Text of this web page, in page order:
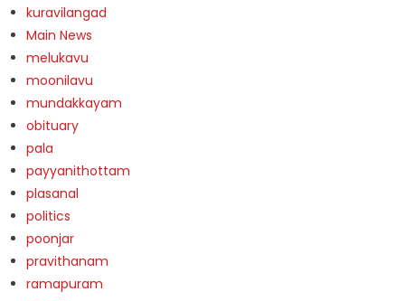
kuravilangad
Main News
melukavu
moonilavu
mundakkayam
obituary
pala
payyanithottam
plasanal
politics
poonjar
pravithanam
ramapuram